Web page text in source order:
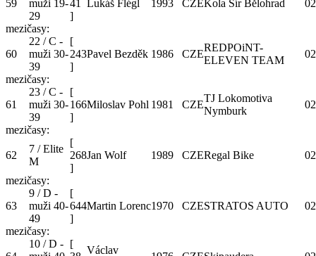
59
muži 19-
29
41
]
Lukáš Flégl 1993 CZEKola Šír Bělohrad
mezičasy:
60
22 / C -
muži 30-
39
[
243
]
Pavel Bezděk 1986 CZE
REDPOiNT-
ELEVEN TEAM
mezičasy:
61
23 / C -
muži 30-
39
[
166
]
Miloslav Pohl 1981 CZE
TJ Lokomotiva
Nymburk
mezičasy:
62
7 / Elite
M
[
268
]
Jan Wolf 1989 CZERegal Bike
mezičasy:
63
9 / D -
muži 40-
49
[
644
]
Martin Lorenc1970 CZESTRATOS AUTO
mezičasy:
10 / D - [
Václav